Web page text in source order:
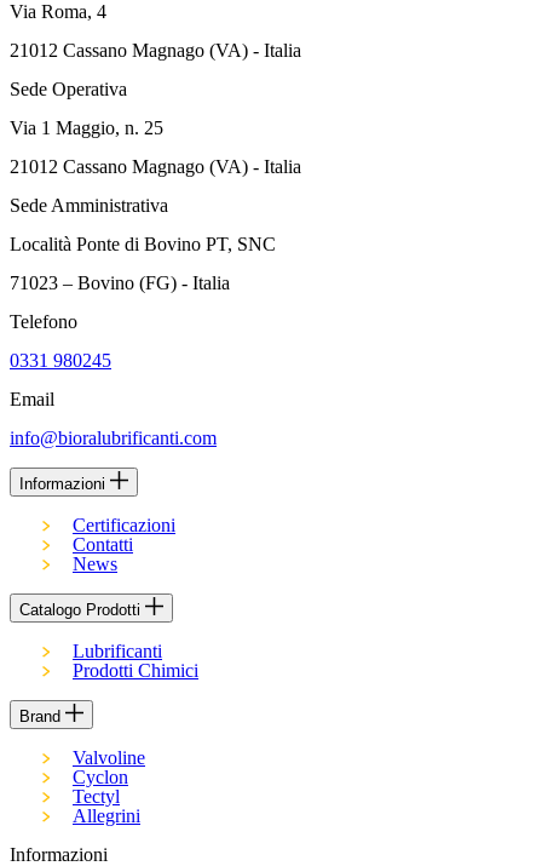
Via Roma, 4
21012 Cassano Magnago (VA) - Italia
Sede Operativa
Via 1 Maggio, n. 25
21012 Cassano Magnago (VA) - Italia
Sede Amministrativa
Località Ponte di Bovino PT, SNC
71023 – Bovino (FG) - Italia
Telefono
0331 980245
Email
info@bioralubrificanti.com
Informazioni
Certificazioni
Contatti
News
Catalogo Prodotti
Lubrificanti
Prodotti Chimici
Brand
Valvoline
Cyclon
Tectyl
Allegrini
Informazioni